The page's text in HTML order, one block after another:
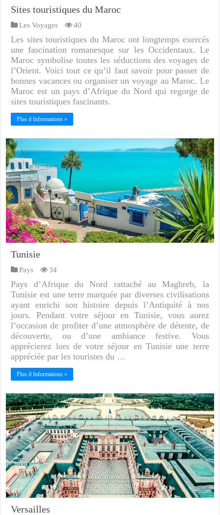
Sites touristiques du Maroc
Les Voyages 40
Les sites touristiques du Maroc ont longtemps exercés
une fascination romanesque sur les Occidentaux. Le
Maroc symbolise toutes les séductions des voyages de
l’Orient. Voici tout ce qu’il faut savoir pour passer de
bonnes vacances ou organiser un voyage au Maroc. Le
Maroc est un pays d’Afrique du Nord qui regorge de
sites touristiques fascinants.
Plus d Informations »
Tunisie
Pays 34
Pays d’Afrique du Nord rattaché au Maghreb, la
Tunisie est une terre marquée par diverses civilisations
ayant enrichi son histoire depuis l’Antiquité à nos
jours. Pendant votre séjour en Tunisie, vous aurez
l’occasion de profiter d’une atmosphère de détente, de
découverte, ou d’une ambiance festive. Vous
apprécierez lors de votre séjour en Tunisie une terre
appréciée par les touristes du …
Plus d Informations »
Versailles